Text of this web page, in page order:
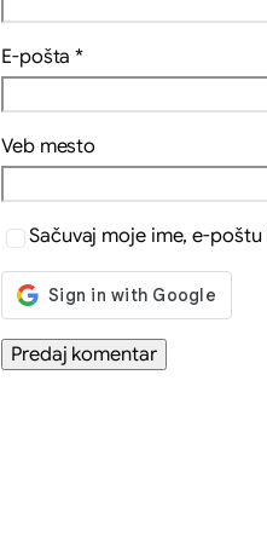
E-pošta*
Veb mesto
Sačuvaj moje ime, e-